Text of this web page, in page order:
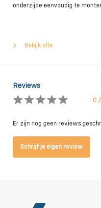
onderzijde eenvoudig te
Bekijk alle
Reviews
0
Er zijn nog geen reviews
Schrijf je eigen review